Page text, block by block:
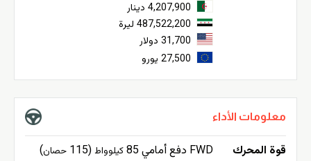
4,207,900 دينار
487,522,200 ليرة
31,700 دولار
27,500 يورو
معلومات الأداء
قوة المحرك FWD دفع أمامي 85 كيلوواط(115 حصان)